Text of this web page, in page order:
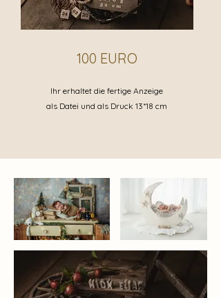
100 EURO
Ihr erhaltet die fertige Anzeige
als Datei und als Druck 13*18 cm